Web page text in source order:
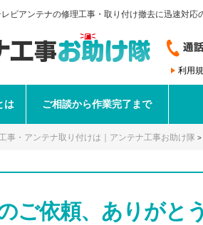
ビアンテナの修理工事・取り付け撤去に迅速対応
利用
は ご相談から作業完了まで
事・アンテナ取り付けは｜アンテナ工事お助け隊 >
ご依頼、ありがと